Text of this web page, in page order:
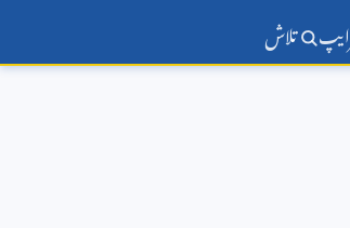
ایپ تلاش